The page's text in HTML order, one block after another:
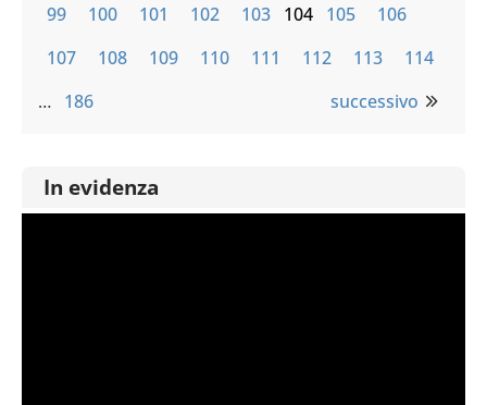
99
100 101 102 103 104 105
106
107
108 109 110 111 112 113
114
… 186 successivo
In evidenza